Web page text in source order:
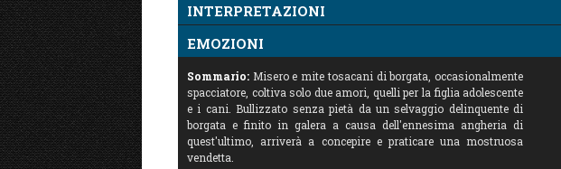
INTERPRETAZIONI
EMOZIONI
Sommario: Misero e mite tosacani di borgata, occasionalmente
spacciatore, coltiva solo due amori, quelli per la figlia adolescente
e i cani. Bullizzato senza pietà da un selvaggio delinquente di
borgata e finito in galera a causa dell'ennesima angheria di
quest'ultimo, arriverà a concepire e praticare una mostruosa
vendetta.